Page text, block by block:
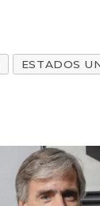
ESTADOS